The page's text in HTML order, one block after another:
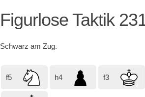
Figurlose Taktik
Schwarz am Zug.
f5 h4 f3